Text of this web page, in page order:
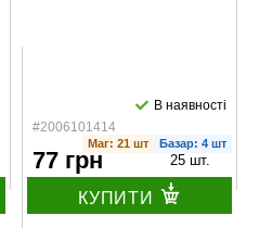
#2006101414
В наявності
Маг: 21 шт Базар: 4 шт
77 грн 25 шт.
КУПИТИ